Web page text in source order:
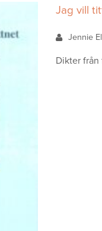
Jag vill
Jennie
Dikter